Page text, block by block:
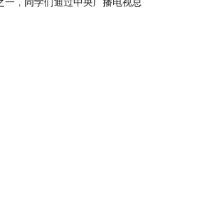
，同学们通过中央广播电视总